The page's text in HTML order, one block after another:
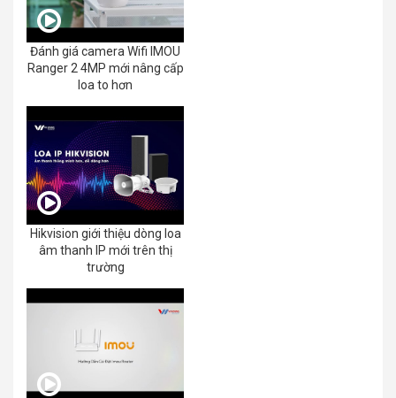
Đánh giá camera Wifi IMOU
Ranger 2 4MP mới nâng cấp
loa to hơn
Hikvision giới thiệu dòng loa
âm thanh IP mới trên thị
trường